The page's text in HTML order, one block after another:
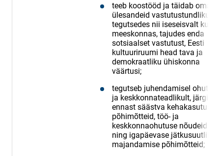
teeb koostööd ja täidab oma
ülesandeid vastutustundlikult,
tegutsedes nii iseseisvalt kui
meeskonnas, tajudes enda
sotsiaalset vastutust, Eesti
kultuuriruumi head tava ja
demokraatliku ühiskonna
väärtusi;
tegutseb juhendamisel ohutult
ja keskkonnateadlikult, järgides
ennast säästva kehakasutuse
põhimõtteid, töö- ja
keskkonnaohutuse nõudeid
ning igapäevase jätkusuutliku
majandamise põhimõtteid;